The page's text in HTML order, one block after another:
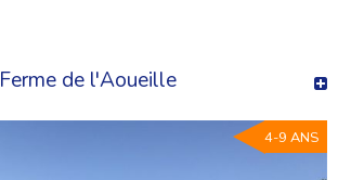
Ferme de l'Aoueille
4-9 ANS